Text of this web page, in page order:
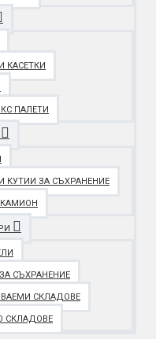
КАСЕТКИ
ПАЛЕТИ
КУТИИ ЗА СЪХРАНЕНИЕ
СЪХРАНЕНИЕ
СКЛАДОВЕ
СКЛАДОВЕ